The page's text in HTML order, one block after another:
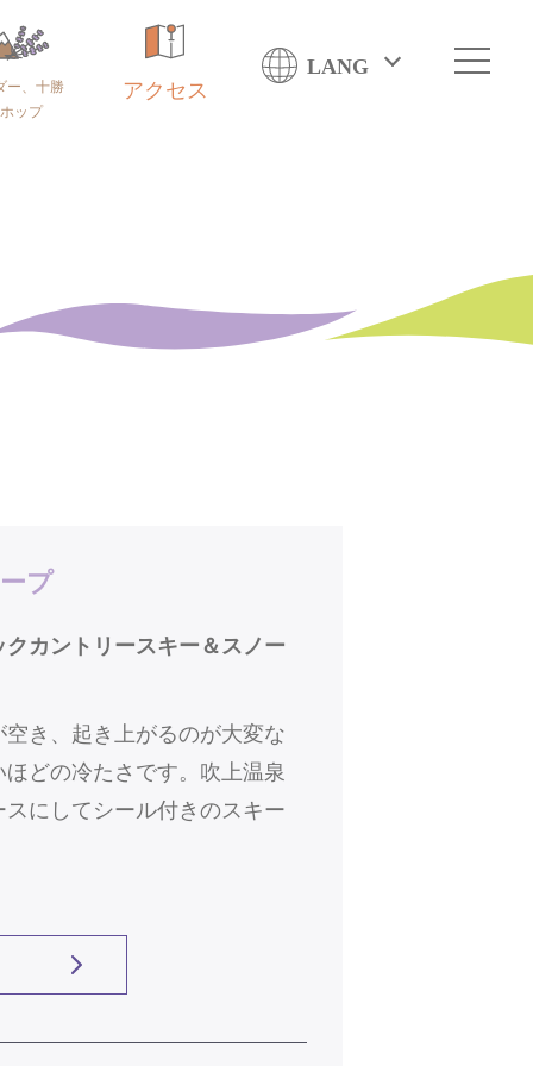
ー、十勝
ップ
アクセス
LANG
プ
カントリースキー＆スノー
き、起き上がるのが大変な
どの冷たさです。吹上温泉
にしてシール付きのスキー